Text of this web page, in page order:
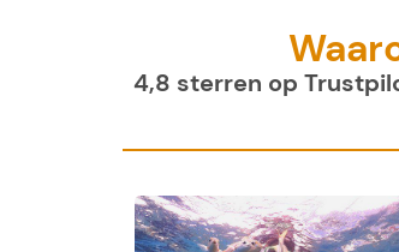
4,8 sterren op